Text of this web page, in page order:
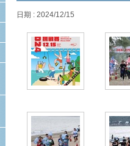
日期 : 2024/12/15